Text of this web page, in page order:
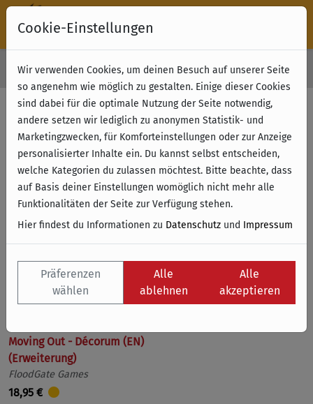
Kostenloser Versand & Retoure ab 49 € (innerhalb Deutschlands)
Filter anzeigen
Name
Moving Out - Décorum (EN)
(Erweiterung)
FloodGate Games
18,95 €
Cookie-Einstellungen
Wir verwenden Cookies, um deinen Besuch auf unserer Seite
so angenehm wie möglich zu gestalten. Einige dieser Cookies
sind dabei für die optimale Nutzung der Seite notwendig,
andere setzen wir lediglich zu anonymen Statistik- und
Marketingzwecken, für Komforteinstellungen oder zur Anzeige
personalisierter Inhalte ein. Du kannst selbst entscheiden,
welche Kategorien du zulassen möchtest. Bitte beachte, dass
auf Basis deiner Einstellungen womöglich nicht mehr alle
Funktionalitäten der Seite zur Verfügung stehen.
Hier findest du Informationen zu Datenschutz und Impressum
Präferenzen
wählen
Alle
ablehnen
Alle
akzeptieren